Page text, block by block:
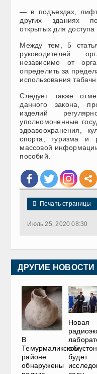
— в подъездах,
других зданиях
открытых для доступа
Между тем, 5
руководителей
независимо от
определить за
использования
Следует также
данного закона,
изделий
уполномоченные
здравоохранения,
спорта, туризма и
массовой
пособий.
 Печать страницы
Июль 25, 2020 08:30
ДРУГИЕ НОВОСТИ
В
Темурмаликском
районе
обнаружены
Новая
в
будет